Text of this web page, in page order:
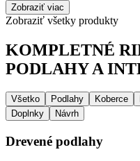
Zobraziť viac
Zobraziť všetky produkty
KOMPLETNÉ
PODLAHY A
Všetko Podlahy Koberce
Doplnky
Návrh
Drevené podlahy